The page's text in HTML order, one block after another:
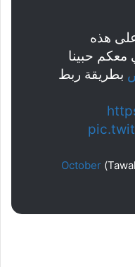
هذه
معكم حبينا
بطريقة ربط
October